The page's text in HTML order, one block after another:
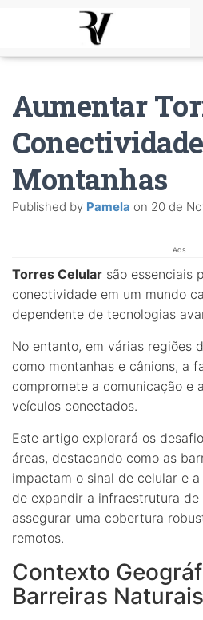
Aumentar
Montanhas
Published by Pamela on 20 de
Ads
Torres Celular são essenciais
conectividade em um mundo
dependente de tecnologias
No entanto, em várias regiões
como montanhas e cânions, a
compromete a comunicação e
veículos conectados.
Este artigo explorará os
áreas, destacando como as
impactam o sinal de celular e
de expandir a infraestrutura
assegurar uma cobertura
remotos.
Contexto
Barreiras